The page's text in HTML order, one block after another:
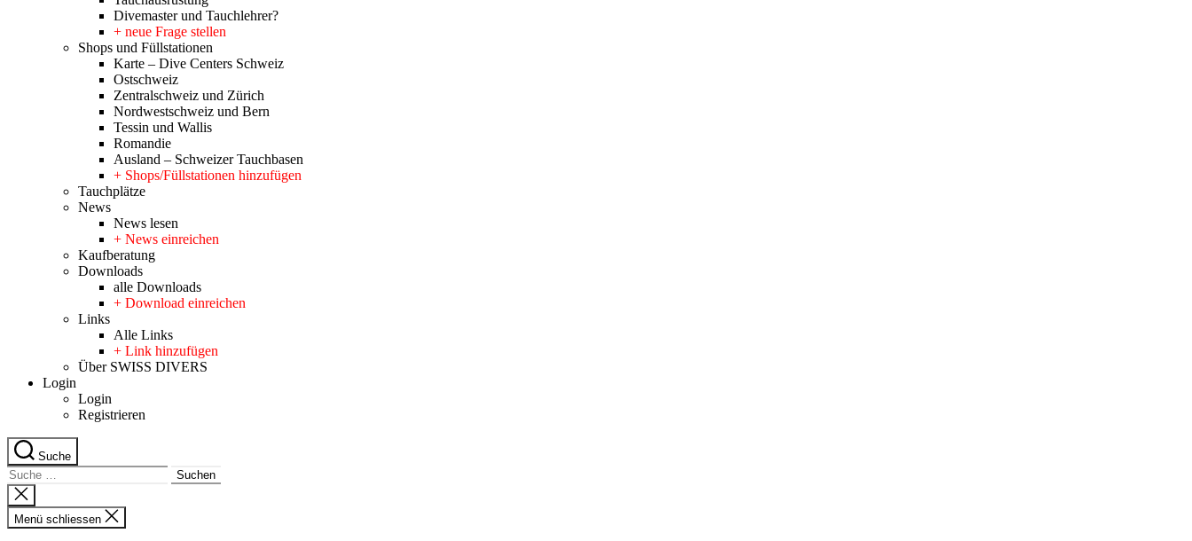
Divemaster und Tauchlehrer?
+ neue Frage stellen
Shops und Füllstationen
Karte – Dive Centers Schweiz
Ostschweiz
Zentralschweiz und Zürich
Nordwestschweiz und Bern
Tessin und Wallis
Romandie
Ausland – Schweizer Tauchbasen
+ Shops/Füllstationen hinzufügen
Tauchplätze
News
News lesen
+ News einreichen
Kaufberatung
Downloads
alle Downloads
+ Download einreichen
Links
Alle Links
+ Link hinzufügen
Über SWISS DIVERS
Login
Login
Registrieren
Suche
Suche
nach:
Suche
schliessen
Menü schliessen